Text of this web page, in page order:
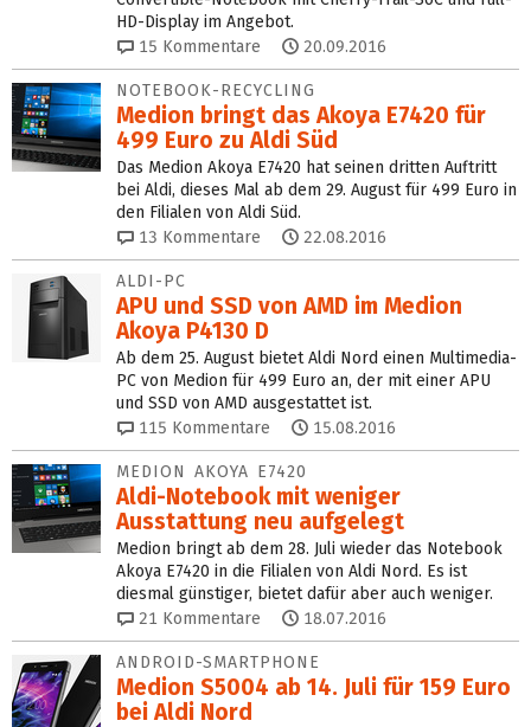
HD-Display im Angebot.
15 Kommentare 20.09.2016
NOTEBOOK-RECYCLING
Medion bringt das Akoya E7420 für
499 Euro zu Aldi Süd
Das Medion Akoya E7420 hat seinen dritten Auftritt
bei Aldi, dieses Mal ab dem 29. August für 499 Euro in
den Filialen von Aldi Süd.
13 Kommentare 22.08.2016
ALDI-PC
APU und SSD von AMD im Medion
Akoya P4130 D
Ab dem 25. August bietet Aldi Nord einen Multimedia-
PC von Medion für 499 Euro an, der mit einer APU
und SSD von AMD ausgestattet ist.
115 Kommentare 15.08.2016
MEDION AKOYA E7420
Aldi-Notebook mit weniger
Ausstattung neu aufgelegt
Medion bringt ab dem 28. Juli wieder das Notebook
Akoya E7420 in die Filialen von Aldi Nord. Es ist
diesmal günstiger, bietet dafür aber auch weniger.
21 Kommentare 18.07.2016
ANDROID-SMARTPHONE
Medion S5004 ab 14. Juli für 159 Euro
bei Aldi Nord